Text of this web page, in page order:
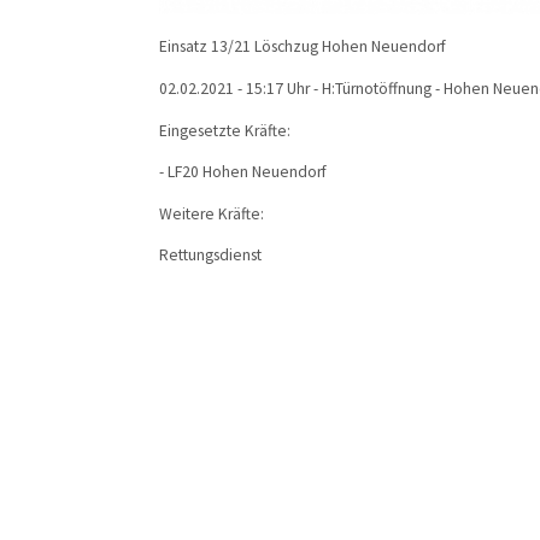
Einsatz 13/21 Löschzug Hohen Neuendorf
02.02.2021 - 15:17 Uhr - H:Türnotöffnung - Hohen
Eingesetzte Kräfte:
- LF20 Hohen Neuendorf
Weitere Kräfte:
Rettungsdienst